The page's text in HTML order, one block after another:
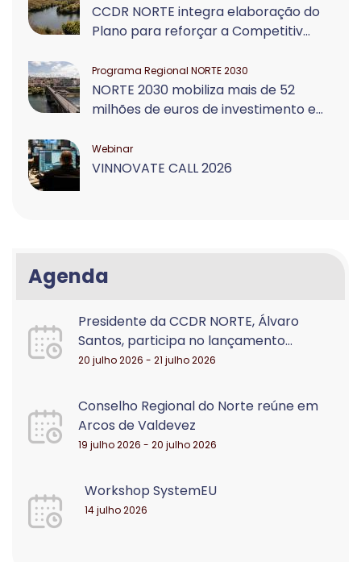
CCDR NORTE integra elaboração do
Plano para reforçar a Competitiv...
Programa Regional NORTE 2030
NORTE 2030 mobiliza mais de 52
milhões de euros de investimento e...
Webinar
VINNOVATE CALL 2026
Agenda
Presidente da CCDR NORTE, Álvaro
Santos, participa no lançamento...
20 julho 2026 - 21 julho 2026
Conselho Regional do Norte reúne em
Arcos de Valdevez
19 julho 2026 - 20 julho 2026
Workshop SystemEU
14 julho 2026